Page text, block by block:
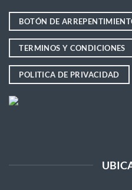
BOTÓN DE
TERMINOS Y CONDICIONES
POLITICA DE PRIVACIDAD